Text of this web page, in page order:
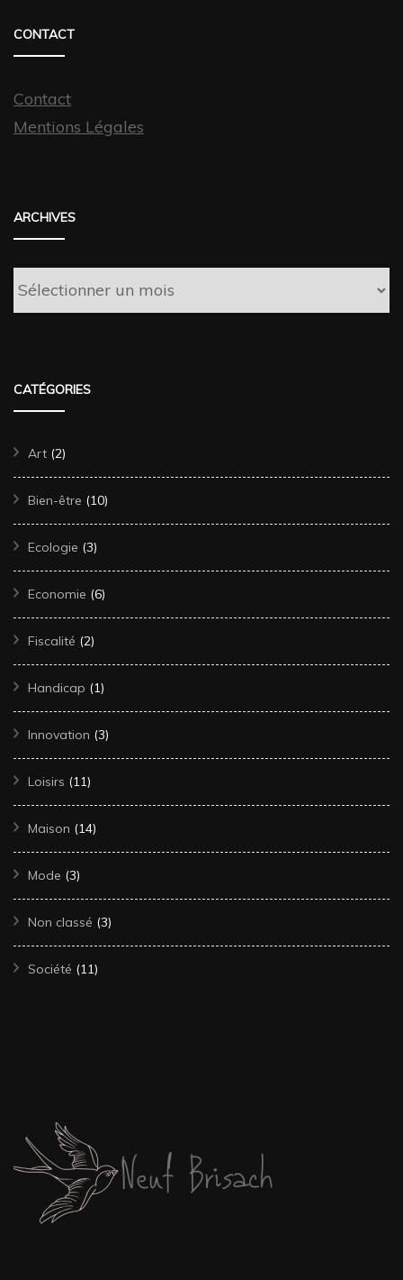
CONTACT
Contact
Mentions Légales
ARCHIVES
Archives
CATÉGORIES
Art (2)
Bien-être (10)
Ecologie (3)
Economie (6)
Fiscalité (2)
Handicap (1)
Innovation (3)
Loisirs (11)
Maison (14)
Mode (3)
Non classé (3)
Société (11)